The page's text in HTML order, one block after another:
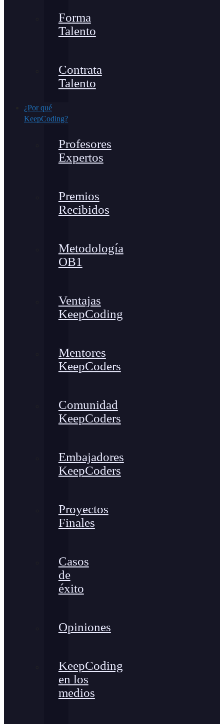
Forma
Talento
Contrata
Talento
¿Por qué
KeepCoding?
Profesores
Expertos
Premios
Recibidos
Metodología
OB1
Ventajas
KeepCoding
Mentores
KeepCoders
Comunidad
KeepCoders
Embajadores
KeepCoders
Proyectos
Finales
Casos
de
éxito
Opiniones
KeepCoding
en los
medios